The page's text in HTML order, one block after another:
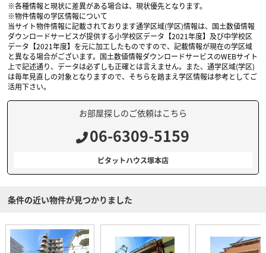
※各種情報と現状に差異がある場合は、現状優先となります。
※物件情報の学区情報について
当サイト物件情報に記載されております通学区域(学区)情報は、国土数値情報
ダウンロードサービスが提供する小学校区データ【2021年度】及び中学校区
データ【2021年度】を元に加工したものですので、記載情報が現在の学区域
と異なる場合がございます。国土数値情報ダウンロードサービスのWEBサイト
上で記述通り、データは必ずしも正確とは言えません。また、通学区域(学区)
は毎年見直しの対象となりますので、そちらを踏まえ学区情報は参考としてご
活用下さい。
お部屋探しのご依頼はこちら
06-6309-5159
ピタットハウス塚本店
条件の近い物件が見つかりました